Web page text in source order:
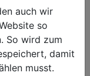
auch wir
so
So wird zum
damit
musst.